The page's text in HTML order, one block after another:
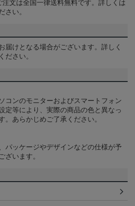
文は全国一律送料無料です。詳しくは
さい。
届けとなる場合がございます。詳しく
ださい。
コンのモニターおよびスマートフォン
定等により、実際の商品の色と異なっ
。あらかじめご了承ください。
パッケージやデザインなどの仕様が予
ざいます。